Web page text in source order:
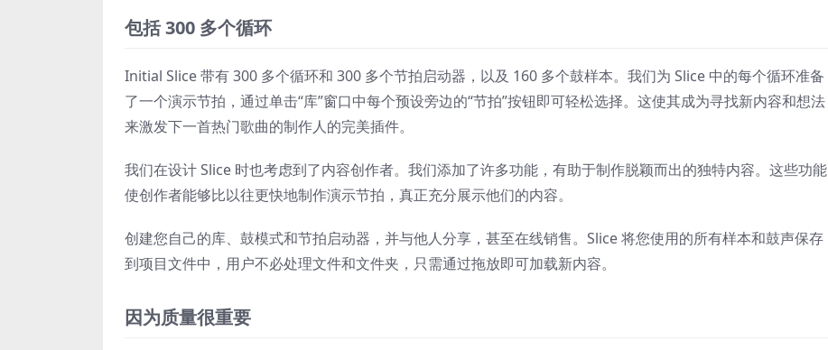
包括 300 多个循环
Initial Slice 带有 300 多个循环和 300 多个节拍启动器，以及 160 多个鼓样本。我们为 Slice 中的每个循环准备
了一个演示节拍，通过单击“库”窗口中每个预设旁边的“节拍”按钮即可轻松选择。这使其成为寻找新内容和想法
来激发下一首热门歌曲的制作人的完美插件。
我们在设计 Slice 时也考虑到了内容创作者。我们添加了许多功能，有助于制作脱颖而出的独特内容。这些功能
使创作者能够比以往更快地制作演示节拍，真正充分展示他们的内容。
创建您自己的库、鼓模式和节拍启动器，并与他人分享，甚至在线销售。Slice 将您使用的所有样本和鼓声保存
到项目文件中，用户不必处理文件和文件夹，只需通过拖放即可加载新内容。
因为质量很重要